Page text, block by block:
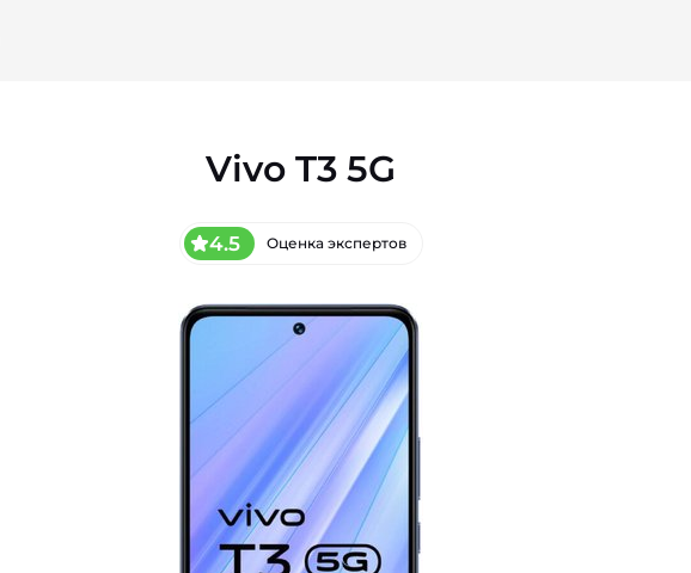
Vivo T3 5G
4.5 Оценка экспертов